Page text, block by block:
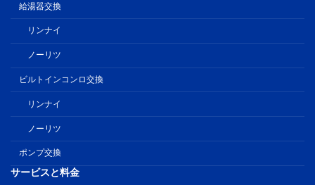
給湯器交換
リンナイ
ノーリツ
ビルトインコンロ交換
リンナイ
ノーリツ
ポンプ交換
サービスと料金